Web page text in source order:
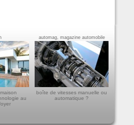
au
automag, magazine automobile
boîte de vitesses manuelle ou
automatique ?